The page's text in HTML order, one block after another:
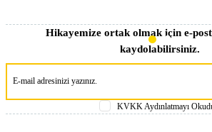
Hikayemize ortak olmak için e-
kaydolabilirsiniz.
KVKK Aydınlatmayı